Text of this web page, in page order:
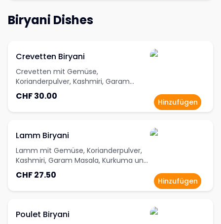
Biryani Dishes
Crevetten Biryani
Crevetten mit Gemüse,
Korianderpulver, Kashmiri, Garam
Masala und grünem Kardamom
CHF 30.00
Hinzufügen
Lamm Biryani
Lamm mit Gemüse, Korianderpulver,
Kashmiri, Garam Masala, Kurkuma und
grünem Kardamom
CHF 27.50
Hinzufügen
Poulet Biryani